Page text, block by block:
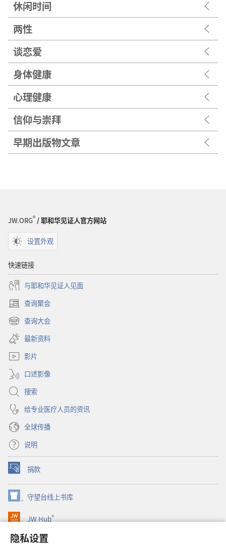
隐私设置
休闲时间
两性
谈恋爱
身体健康
心理健康
信仰与崇拜
早期出版物文章
JW.ORG® / 耶和华见证人官方网站
设置外观
快速链接
与耶和华见证人见面
查询聚会
（打
开
新
窗
口）
查询大会
（打
开
新
窗
口）
最新资料
影片
口述影像
搜索
给专业医疗人员的资讯
全球传播
说明
捐款
（打
开
新
窗
口）
守望台线上书库
（打
开
新
口）
JW Hub®
（打
开
JW Library®